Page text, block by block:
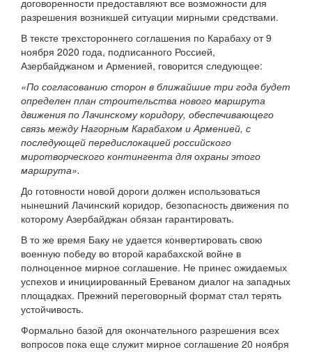
договоренности предоставляют все возможности для
разрешения возникшей ситуации мирными средствами.
В тексте трехстороннего соглашения по Карабаху от 9
ноября 2020 года, подписанного Россией,
Азербайджаном и Арменией, говорится следующее:
«По согласованию сторон в ближайшие три года будет
определен план строительства нового маршрута
движения по Лачинскому коридору, обеспечивающего
связь между Нагорным Карабахом и Арменией, с
последующей передислокацией российского
миротворческого контингента для охраны этого
маршрута».
До готовности новой дороги должен использоваться
нынешний Лачинский коридор, безопасность движения по
которому Азербайджан обязан гарантировать.
В то же время Баку не удается конвертировать свою
военную победу во второй карабахской войне в
полноценное мирное соглашение. Не принес ожидаемых
успехов и инициированный Ереваном диалог на западных
площадках. Прежний переговорный формат стал терять
устойчивость.
Формально базой для окончательного разрешения всех
вопросов пока еще служит мирное соглашение 20 ноября